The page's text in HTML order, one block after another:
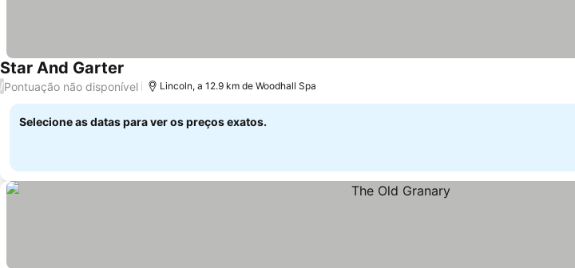
Star And Garter
/Pontuação não disponível Lincoln, a 12.9 km de Woodhall Spa
Selecione as datas para ver os preços exatos.